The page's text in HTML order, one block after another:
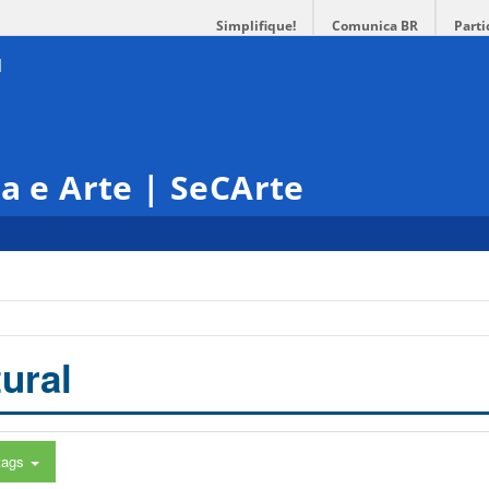
Simplifique! Comunica BR
e Arte | SeCArte